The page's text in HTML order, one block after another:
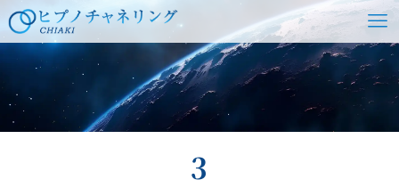
ホーム
3